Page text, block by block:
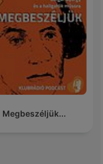
Megbeszéljük...